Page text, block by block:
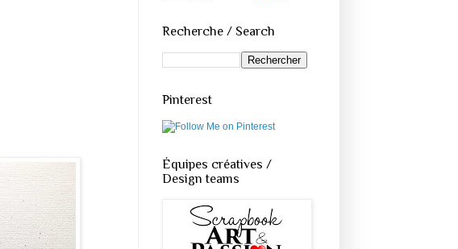
Recherche / Search
Pinterest
Équipes créatives /
Design teams